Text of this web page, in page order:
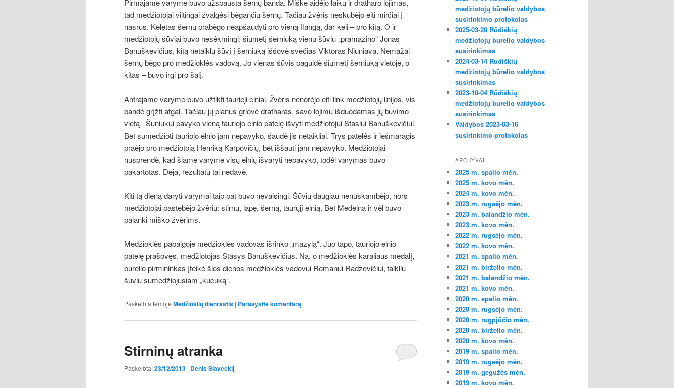
Pirmajame varyme buvo užspausta šernų banda. Miške aidėjo laikų ir dratharo lojimas,
tad medžiotojai viltingai žvalgėsi bėgančių šernų. Tačiau žvėris neskubėjo eiti mirčiai į
nasrus. Keletas šernų prabėgo neapšaudyti pro vieną flangą, dar keli – pro kitą. O ir
medžiotojų šūviai buvo nesėkmingi: šiųmetį šerniuką vienu šūviu „pramazino“ Jonas
Banuškevičius, kitą netaiklų šūvį į šerniuką iššovė svečias Viktoras Niuniava. Nemažai
šernų bėgo pro medžioklės vadovą. Jo vienas šūvis paguldė šiųmetį šerniuką vietoje, o
kitas – buvo irgi pro šalį.
Antrajame varyme buvo užtikti taurieji elniai. Žvėris nenorėjo eiti link medžiotojų linijos, vis
bandė grįžti atgal. Tačiau jų planus griovė dratharas, savo lojimu išduodamas jų buvimo
vietą. Šuniukui pavyko vieną tauriojo elnio patelę išvyti medžiotojui Stasiui Banuškevičiui.
Bet sumedžioti tauriojo elnio jam nepavyko, šaudė jis netaikliai. Trys patelės ir iešmaragis
praėjo pro medžiotoją Henriką Karpovičių, bet iššauti jam nepavyko. Medžiotojai
nusprendė, kad šiame varyme visų elnių išvaryti nepavyko, todėl varymas buvo
pakartotas. Deja, rezultatų tai nedavė.
Kiti tą dieną daryti varymai taip pat buvo nevaisingi. Šūvių daugiau nenuskambėjo, nors
medžiotojai pastebėjo žvėrių: stirnų, lapę, šerną, taurųjį elnią. Bet Medeina ir vėl buvo
palanki miško žvėrims.
Medžioklės pabaigoje medžioklės vadovas išrinko „mazylą“. Juo tapo, tauriojo elnio
patelę prašovęs, medžiotojas Stasys Banuškevičius. Na, o medžioklės karaliaus medalį,
būrelio pirmininkas įteikė šios dienos medžioklės vadovui Romanui Radzevičiui, taikliu
šūviu sumedžiojusiam „kucuką“.
ASQ CSSGB PDF Download
time, accompanied by ASQ CSSGB PDF Download Li Jiaocheng Panlong Villa couple,
with great interest in late autumnhttp://www.passexamcert.com/CSSGB.html
Paskelbta temoje Medžioklių dienraštis | Parašykite komentarą
Stirninų atranka
Paskelbta:23/12/2013 | Denis Slaveckij
medžiotojų būrelio valdybos
susirinkimo protokolas
2025-03-20 Rūdiškių
medžiotojų būrelio valdybos
susirinkimas
2024-03-14 Rūdiškių
medžiotojų būrelio valdybos
susirinkimas
2023-10-04 Rūdiškių
medžiotojų būrelio valdybos
susirinkimas
Valdybos 2023-03-16
susirinkimo protokolas
ARCHYVAI
2025 m. spalio mėn.
2025 m. kovo mėn.
2024 m. kovo mėn.
2023 m. rugsėjo mėn.
2023 m. balandžio mėn.
2023 m. kovo mėn.
2022 m. rugsėjo mėn.
2022 m. kovo mėn.
2021 m. spalio mėn.
2021 m. birželio mėn.
2021 m. balandžio mėn.
2021 m. kovo mėn.
2020 m. spalio mėn.
2020 m. rugsėjo mėn.
2020 m. rugpjūčio mėn.
2020 m. birželio mėn.
2020 m. kovo mėn.
2019 m. spalio mėn.
2019 m. rugsėjo mėn.
2019 m. gegužės mėn.
2019 m. kovo mėn.